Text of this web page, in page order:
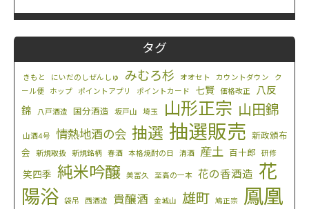
タグ
きもと にいだのしぜんしゅ みむろ杉 オオセト カウントダウン
ク
ール便
ホップ ポイントアプリ ポイントカード 七賢 価格改正
八反
錦
八戸酒造 国分酒造 坂戸山 埼玉 山形正宗 山田錦
山酒4号 情熱地酒の会 抽選 抽選販売 新政頒布
会
新規取扱 新規銘柄 春酒 本格焼酎の日 清酒 産土 百十郎 研修
笑四季 純米吟醸 美冨久 至高の一本 花の香酒造 花
陽浴
袋吊 西酒造 貴醸酒 金城山 雄町 鳩正宗
鳳凰